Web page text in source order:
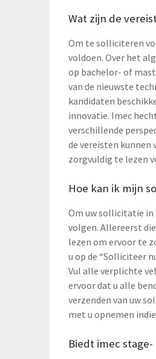
Wat zijn de
Om te solliciteren
voldoen. Over het
op bachelor- of
van de nieuwste
kandidaten
innovatie. Imec
verschillende
de vereisten kunnen
zorgvuldig te lezen
Hoe kan ik mijn
Om uw sollicitatie in
volgen. Allereerst
lezen om ervoor te
u op de “Solliciteer
Vul alle verplichte
ervoor dat u alle
verzenden van uw
met u opnemen
Biedt imec